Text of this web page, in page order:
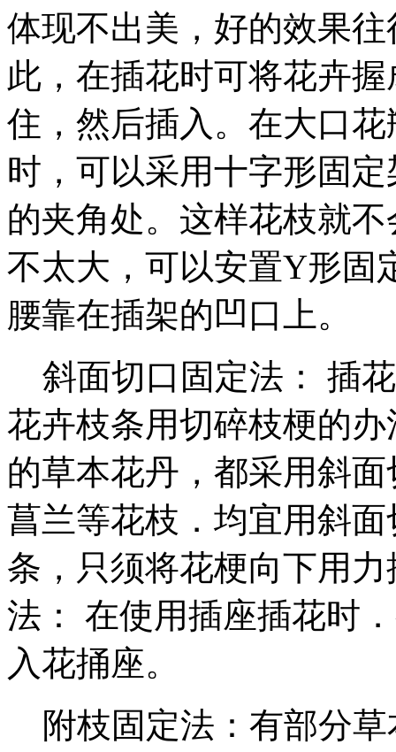
体现不出美，好的效果
此，在插花时可将花卉
住，然后插入。在大口
时，可以采用十字形固
的夹角处。这样花枝就
不太大，可以安置Y形固
腰靠在插架的凹口上。
斜面切口固定法： 插
花卉枝条用切碎枝梗的
的草本花丹，都采用斜
菖兰等花枝．均宜用斜
条，只须将花梗向下用
法： 在使用插座插花时
入花捅座。
附枝固定法：有部分草